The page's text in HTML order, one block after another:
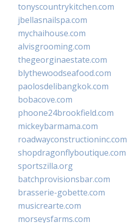
tonyscountrykitchen.com
jbellasnailspa.com
mychaihouse.com
alvisgrooming.com
thegeorginaestate.com
blythewoodseafood.com
paolosdelibangkok.com
bobacove.com
phoone24brookfield.com
mickeybarmama.com
roadwayconstructioninc.com
shopdragonflyboutique.com
sportszilla.org
batchprovisionsbar.com
brasserie-gobette.com
musicrearte.com
morseysfarms.com